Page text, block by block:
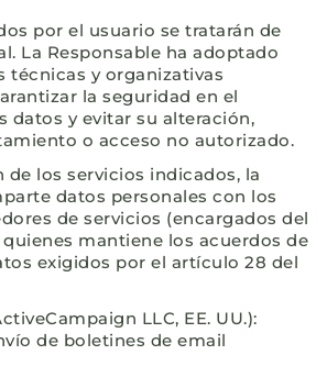
por el usuario se tratarán de
La Responsable ha adoptado
técnicas y organizativas
la seguridad en el
datos y evitar su alteración,
o acceso no autorizado.
de los servicios indicados, la
datos personales con los
de servicios (encargados del
mantiene los acuerdos de
exigidos por el artículo 28 del
LLC, EE. UU.):
de boletines de email